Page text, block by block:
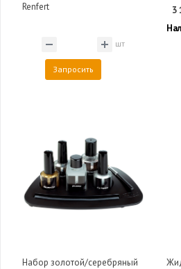
Renfert
шт
Запросить
3
Набор золотой/серебряный